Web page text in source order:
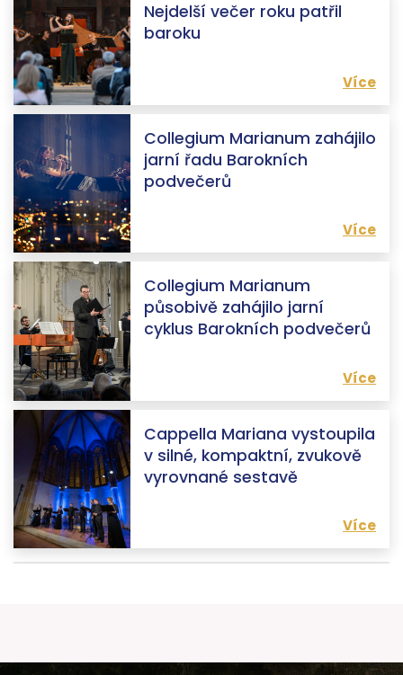
Nejdelší večer roku patřil
baroku
Více
Collegium Marianum zahájilo
jarní řadu Barokních
podvečerů
Více
Collegium Marianum
působivě zahájilo jarní
cyklus Barokních podvečerů
Více
Cappella Mariana vystoupila
v silné, kompaktní, zvukově
vyrovnané sestavě
Více